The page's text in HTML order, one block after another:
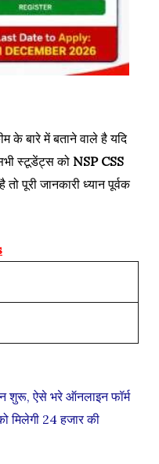
बारे में बताने वाले है यदि
स्टूडेंट्स को NSP CSS
पूरी जानकारी ध्यान पूर्वक
ऐसे भरे ऑनलाइन फॉर्म
मिलेगी 24 हजार की